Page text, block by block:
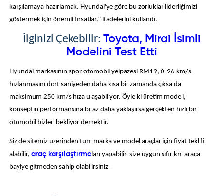
karşılamaya hazırlamak. Hyundai'ye göre bu zorluklar liderliğimizi
göstermek için önemli fırsatlar.” ifadelerini kullandı.
İlginizi Çekebilir: Toyota, Mirai İsimli
Modelini Test Etti
Hyundai markasının spor otomobil yelpazesi RM19, 0-96 km/s
hızlanmasını dört saniyeden daha kısa bir zamanda çıksa da
maksimum 250 km/s hıza ulaşabiliyor. Öyle ki üretim modeli,
konseptin performansına biraz daha yaklaşırsa gerçekten hızlı bir
otomobil bizleri bekliyor demektir.
Siz de sitemiz üzerinden tüm marka ve model araçlar için fiyat teklifi
alabilir,araç karşılaştırma ları yapabilir, size uygun sıfır km araca
bayiye gitmeden sahip olabilirsiniz.